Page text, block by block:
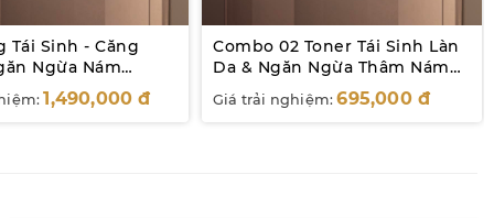
Tái Sinh - Căng
Ngừa Nám
Yobe
1,490,000đ
Combo 02 Toner Tái Sinh Làn
Da & Ngăn Ngừa Thâm Nám
Coppper Peptide YOBE
200mL
Giá trải nghiệm:695,000đ